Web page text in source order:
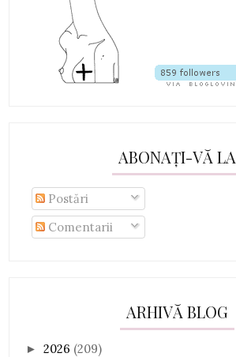
ABONAȚI-VĂ LA
Postări
Comentarii
ARHIVĂ BLOG
►2026 (209)